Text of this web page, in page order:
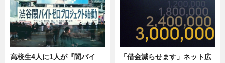
高校生4人に1人が『闇バイ
「借金減らせます」ネット広